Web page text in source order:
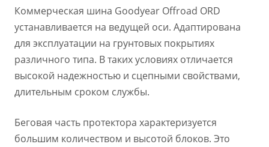
Коммерческая шина Goodyear Offroad ORD
устанавливается на ведущей оси. Адаптирована
для эксплуатации на грунтовых покрытиях
различного типа. В таких условиях отличается
высокой надежностью и сцепными свойствами,
длительным сроком службы.
Беговая часть протектора характеризуется
большим количеством и высотой блоков. Это